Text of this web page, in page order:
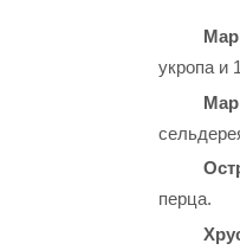
укропа и
перца.